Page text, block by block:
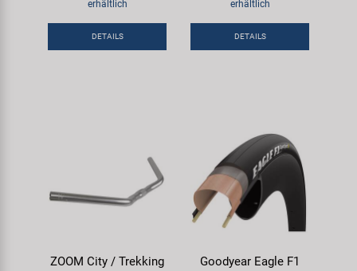
erhältlich
DETAILS
erhältlich
DETAILS
ZOOM City / Trekking
Goodyear Eagle F1